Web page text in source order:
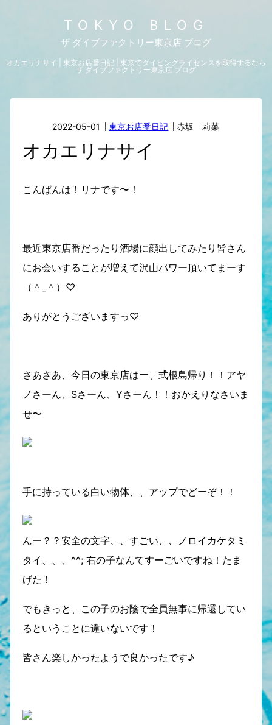
TOKYO BLOG
ザ ダイブファクトリー東京店 ブログ
オカエリナサイ | 東京お店番日記 | 東京でダイビングライセンスを取得するなら
ザ ダイブファクトリー東京店 ブログ
2022-05-01 東京お店番日記 赤坂 莉菜
オカエリナサイ
こんばんは！リナです〜！
最近東京店番だったり酒場に顔出してみたり皆さん
にお会いすることが増えて沢山パワー頂いてまーす
（＾_＾）♡
ありがとうございますっ♡
さあさあ、今日の東京店はー、式根島帰り！！アヤ
ノさーん、Sさーん、Yさーん！！おかえりなさいま
せ〜
手に持っている白い物体、、アップでどーぞ！！
んー？？安全の文字、、すごい、、ノロイカケタミ
タイ、、、^^; 右の子なんてすーごいですね！たま
げた！
でもきっと、この子のお陰で全員無事に帰還してい
るということに違いないです！
皆さん楽しかったようで良かったです♪